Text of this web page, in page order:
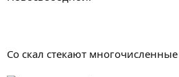
Со скал стекают